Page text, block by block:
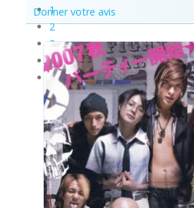
1
2
3
4
5
Donner votre avis